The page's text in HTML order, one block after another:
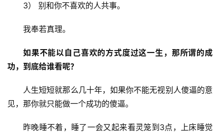
3） 别和你不喜欢的人共事。
我奉若真理。
如果不能以自己喜欢的方式度过这一生，那所谓的成
功，到底给谁看呢？
人生短短就那么几十年，如果你不能无视别人傻逼的意
见，那你就只能做一个成功的傻逼。
昨晚睡不着，睡了一会又起来看灵笼到3点，上床睡觉